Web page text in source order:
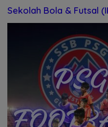
Sekolah Bola & Futsal